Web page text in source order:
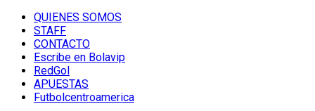
QUIENES SOMOS
STAFF
CONTACTO
Escribe en Bolavip
RedGol
APUESTAS
Futbolcentroamerica